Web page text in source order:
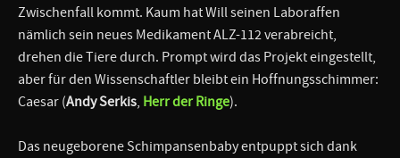
Zwischenfall kommt. Kaum hat Will seinen Laboraffen
nämlich sein neues Medikament ALZ-112 verabreicht,
drehen die Tiere durch. Prompt wird das Projekt eingestellt,
aber für den Wissenschaftler bleibt ein Hoffnungsschimmer:
Caesar (Andy Serkis, Herr der Ringe).
Das neugeborene Schimpansenbaby entpuppt sich dank